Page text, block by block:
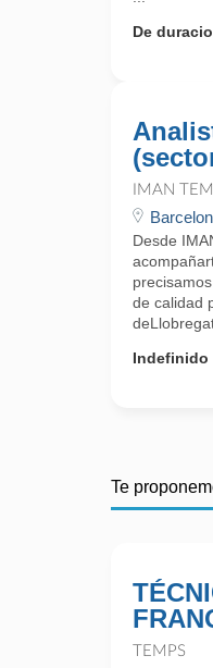
De
IMAN
Desde
de calidad
Indefinido
Te
TEMPS